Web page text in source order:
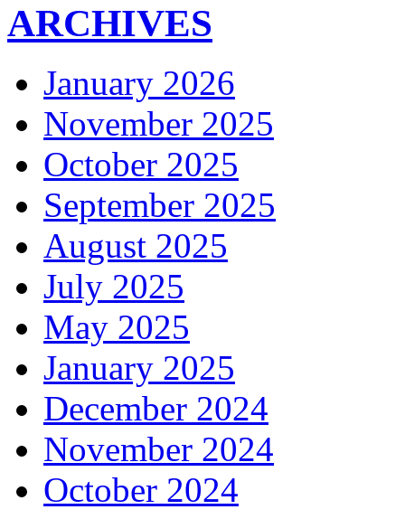
ARCHIVES
January 2026
November 2025
October 2025
September 2025
August 2025
July 2025
May 2025
January 2025
December 2024
November 2024
October 2024